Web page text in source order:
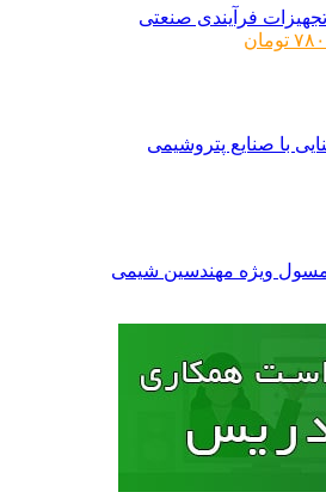
فرآیندی صنعتی
تومانقیمت
صنایع پتروشیمی
ویژه مهندسین شیمی